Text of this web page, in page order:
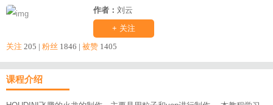
作者：刘云
+ 关注
关注 205 | 粉丝 1846 | 被赞 1405
课程介绍